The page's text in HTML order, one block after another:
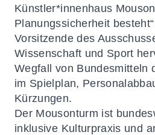
Künstler*innenhaus
Planungssicherheit
Vorsitzende des
Wissenschaft und Sport
Wegfall von Bundesmitteln
im Spielplan,
Kürzungen.
Der Mousonturm ist
inklusive Kulturpraxis und